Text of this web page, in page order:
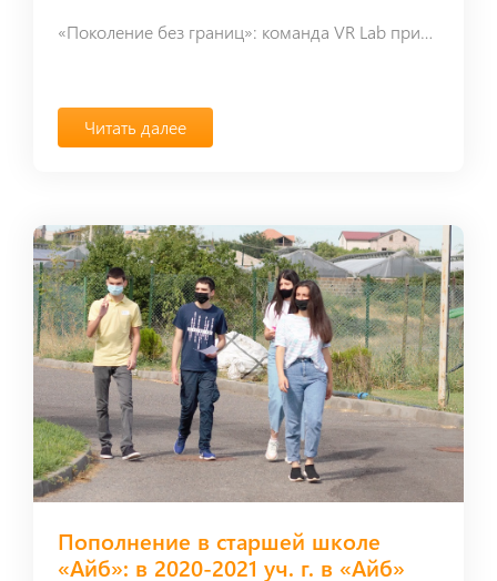
«Поколение без границ»: команда VR Lab примет участие в следующем этапе конкурса
Читать далее
Пополнение в старшей школе
«Айб»: в 2020-2021 уч. г. в «Айб»